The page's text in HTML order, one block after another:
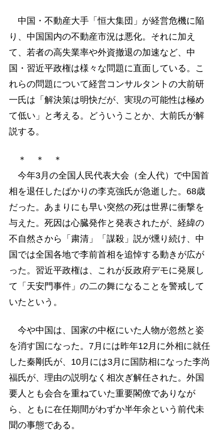
中国・不動産大手「恒大集団」が経営危機に陥
り、中国国内の不動産市況は悪化。それに加え
て、若者の高失業率や外資撤退の加速など、中
国・習近平政権は様々な問題に直面している。こ
れらの問題について経営コンサルタントの大前研
一氏は「解決策は明快だが、実現の可能性は極め
て低い」と考える。どういうことか、大前氏が解
説する。
＊ ＊ ＊
今年3月の全国人民代表大会（全人代）で中国首
相を退任したばかりの李克強氏が急逝した。68歳
だった。あまりにも早い突然の死は世界に衝撃を
与えた。死因は心臓発作と発表されたが、経緯の
不自然さから「粛清」「謀殺」説が燻り続け、中
国では全国各地で李前首相を追悼する動きが広が
った。習近平政権は、これが反政府デモに発展し
て「天安門事件」の二の舞になることを警戒して
いたという。
今や中国は、国家の中枢にいた人物が忽然と姿
を消す国になった。7月には昨年12月に外相に就任
した秦剛氏が、10月には3月に国防相になった李尚
福氏が、理由の説明なく相次ぎ解任された。外国
要人とも会合を重ねていた重要閣僚でありなが
ら、ともに在任期間がわずか半年余という前代未
聞の事態である。